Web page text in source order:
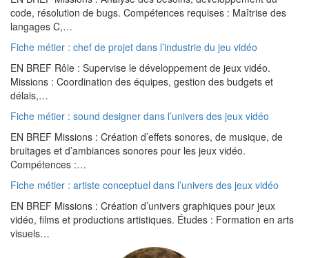
code, résolution de bugs. Compétences requises : Maîtrise des
langages C,…
Fiche métier : chef de projet dans l’industrie du jeu vidéo
EN BREF Rôle : Supervise le développement de jeux vidéo.
Missions : Coordination des équipes, gestion des budgets et
délais,…
Fiche métier : sound designer dans l’univers des jeux vidéo
EN BREF Missions : Création d’effets sonores, de musique, de
bruitages et d’ambiances sonores pour les jeux vidéo.
Compétences :…
Fiche métier : artiste conceptuel dans l’univers des jeux vidéo
EN BREF Missions : Création d’univers graphiques pour jeux
vidéo, films et productions artistiques. Études : Formation en arts
visuels…